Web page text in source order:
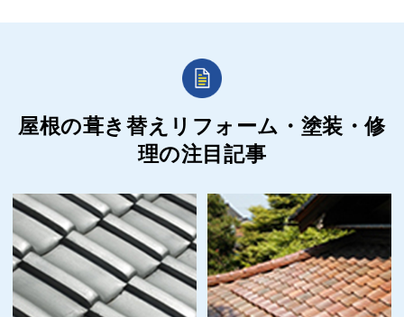
屋根の葺き替えリフォーム・塗装・修
理の注目記事